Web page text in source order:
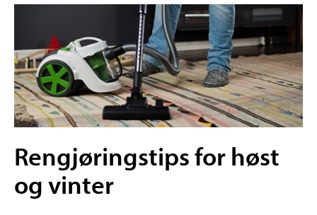
Rengjøringstips for høst
og vinter